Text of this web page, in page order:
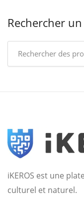
Rechercher
iKEROS est une
culturel et naturel.